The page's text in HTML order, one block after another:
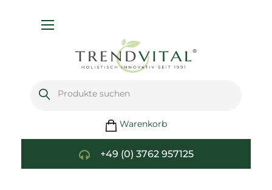
Warenkorb
+49 (0) 3762 957125